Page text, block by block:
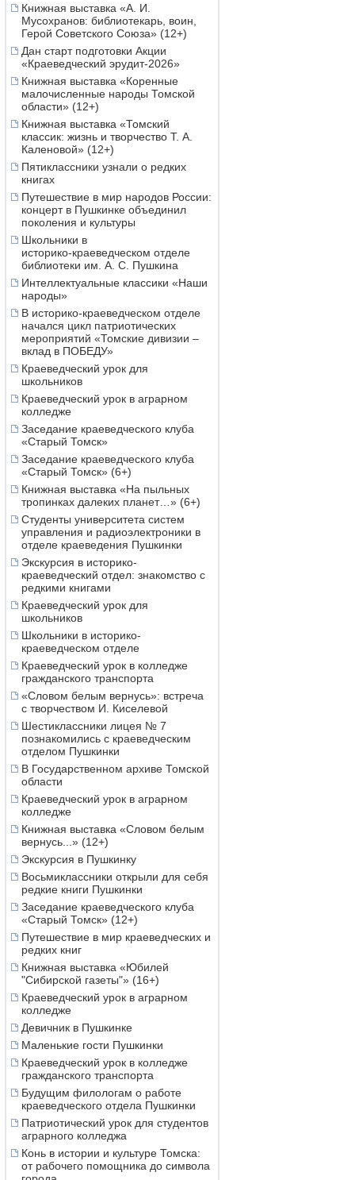
Книжная выставка «А. И.
Мусохранов: библиотекарь, воин,
Герой Советского Союза» (12+)
Дан старт подготовки Акции
«Краеведческий эрудит-2026»
Книжная выставка «Коренные
малочисленные народы Томской
области» (12+)
Книжная выставка «Томский
классик: жизнь и творчество Т. А.
Каленовой» (12+)
Пятиклассники узнали о редких
книгах
Путешествие в мир народов России:
концерт в Пушкинке объединил
поколения и культуры
Школьники в
историко‑краеведческом отделе
библиотеки им. А. С. Пушкина
Интеллектуальные классики «Наши
народы»
В историко-краеведческом отделе
начался цикл патриотических
мероприятий «Томские дивизии –
вклад в ПОБЕДУ»
Краеведческий урок для
школьников
Краеведческий урок в аграрном
колледже
Заседание краеведческого клуба
«Старый Томск»
Заседание краеведческого клуба
«Старый Томск» (6+)
Книжная выставка «На пыльных
тропинках далеких планет…» (6+)
Студенты университета систем
управления и радиоэлектроники в
отделе краеведения Пушкинки
Экскурсия в историко-
краеведческий отдел: знакомство с
редкими книгами
Краеведческий урок для
школьников
Школьники в историко-
краеведческом отделе
Краеведческий урок в колледже
гражданского транспорта
«Словом белым вернусь»: встреча
с творчеством И. Киселевой
Шестиклассники лицея № 7
познакомились с краеведческим
отделом Пушкинки
В Государственном архиве Томской
области
Краеведческий урок в аграрном
колледже
Книжная выставка «Словом белым
вернусь...» (12+)
Экскурсия в Пушкинку
Восьмиклассники открыли для себя
редкие книги Пушкинки
Заседание краеведческого клуба
«Старый Томск» (12+)
Путешествие в мир краеведческих и
редких книг
Книжная выставка «Юбилей
"Сибирской газеты"» (16+)
Краеведческий урок в аграрном
колледже
Девичник в Пушкинке
Маленькие гости Пушкинки
Краеведческий урок в колледже
гражданского транспорта
Будущим филологам о работе
краеведческого отдела Пушкинки
Патриотический урок для студентов
аграрного колледжа
Конь в истории и культуре Томска:
от рабочего помощника до символа